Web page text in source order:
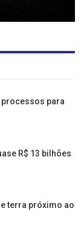
processos para
R$ 13 bilhões
terra próximo ao